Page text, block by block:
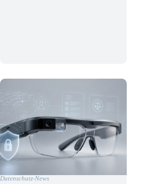
Datenschutz-News